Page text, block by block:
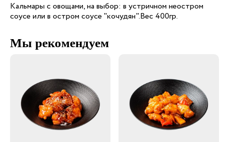
Кальмары с овощами, на выбор: в устричном неостром
соусе или в остром соусе "кочудян".Вес 400гр.
Мы рекомендуем